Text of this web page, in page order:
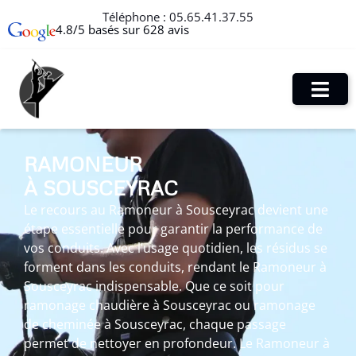
Téléphone : 05.65.41.37.55
4.8/5 basés sur 628 avis
RAMONEUR
À SOUSCEYRAC
Le recours au Ramoneur à Sousceyrac devient une
étape essentielle pour garantir la performance de
vos conduits. Avec l’usage quotidien, les résidus se
forment dans les conduits, rendant le Ramoneur à
Sousceyrac indispensable. Que ce soit pour
ramonage chaudière à Sousceyrac ou ramonage
de cheminée à Sousceyrac, chaque passage
permet de nettoyer en profondeur. Le Ramoneur à